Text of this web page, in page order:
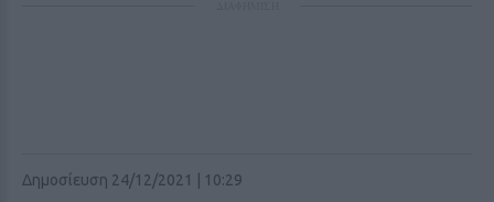
Δημοσίευση 24/12/2021 | 10:29